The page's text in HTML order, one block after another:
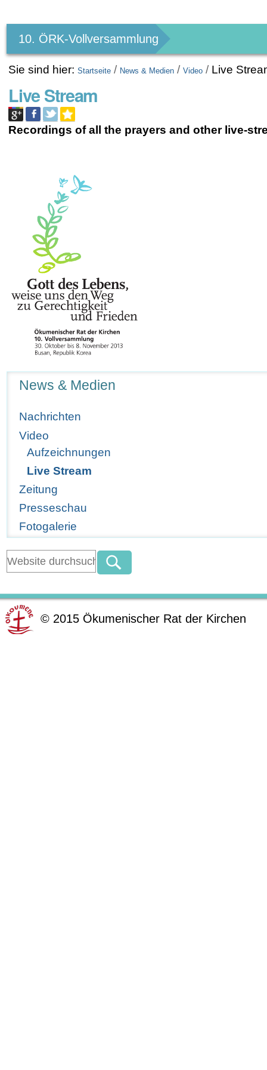
Werkzeuge
10. ÖRK-Vollversammlung
Sie sind hier: Startseite / News & Medien /Video / Live
Live Stream
Recordings of all the prayers and other live-
News & Medien
Nachrichten
Video
Aufzeichnungen
Live Stream
Zeitung
Presseschau
Fotogalerie
© 2015 Ökumenischer Rat der Kirchen